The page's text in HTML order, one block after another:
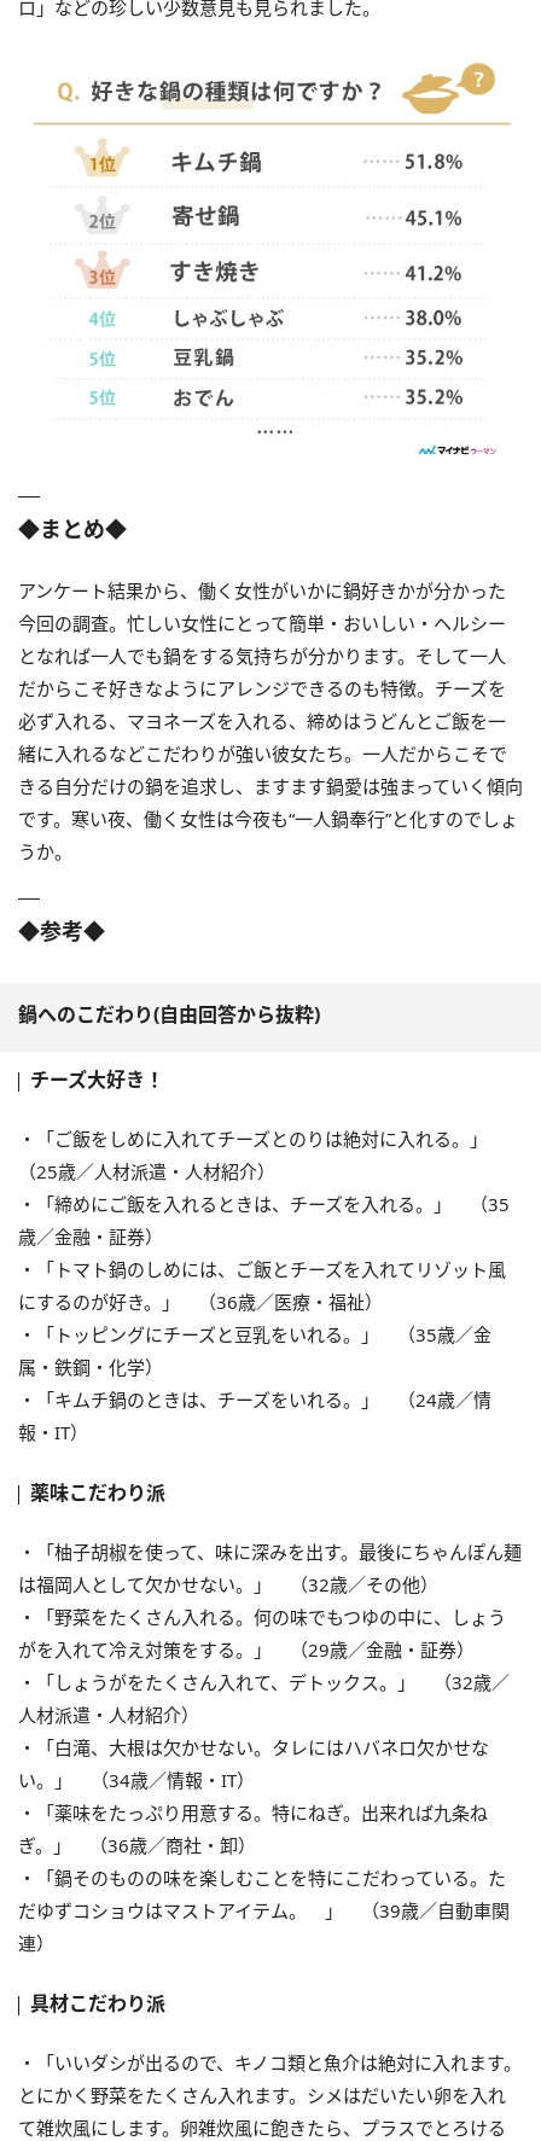
ロ」などの珍しい少数意見も見られました。
◆まとめ◆
アンケート結果から、働く女性がいかに鍋好きかが分かった
今回の調査。忙しい女性にとって簡単・おいしい・ヘルシー
となれば一人でも鍋をする気持ちが分かります。そして一人
だからこそ好きなようにアレンジできるのも特徴。チーズを
必ず入れる、マヨネーズを入れる、締めはうどんとご飯を一
緒に入れるなどこだわりが強い彼女たち。一人だからこそで
きる自分だけの鍋を追求し、ますます鍋愛は強まっていく傾向
です。寒い夜、働く女性は今夜も“一人鍋奉行”と化すのでしょ
うか。
◆参考◆
鍋へのこだわり(自由回答から抜粋)
チーズ大好き！
・「ご飯をしめに入れてチーズとのりは絶対に入れる。」
（25歳／人材派遣・人材紹介）
・「締めにご飯を入れるときは、チーズを入れる。」 （35
歳／金融・証券）
・「トマト鍋のしめには、ご飯とチーズを入れてリゾット風
にするのが好き。」 （36歳／医療・福祉）
・「トッピングにチーズと豆乳をいれる。」 （35歳／金
属・鉄鋼・化学）
・「キムチ鍋のときは、チーズをいれる。」 （24歳／情
報・IT）
薬味こだわり派
・「柚子胡椒を使って、味に深みを出す。最後にちゃんぽん麺
は福岡人として欠かせない。」 （32歳／その他）
・「野菜をたくさん入れる。何の味でもつゆの中に、しょう
がを入れて冷え対策をする。」 （29歳／金融・証券）
・「しょうがをたくさん入れて、デトックス。」 （32歳／
人材派遣・人材紹介）
・「白滝、大根は欠かせない。タレにはハバネロ欠かせな
い。」 （34歳／情報・IT）
・「薬味をたっぷり用意する。特にねぎ。出来れば九条ね
ぎ。」 （36歳／商社・卸）
・「鍋そのものの味を楽しむことを特にこだわっている。た
だゆずコショウはマストアイテム。 」 （39歳／自動車関
連）
具材こだわり派
・「いいダシが出るので、キノコ類と魚介は絶対に入れます。
とにかく野菜をたくさん入れます。シメはだいたい卵を入れ
て雑炊風にします。卵雑炊風に飽きたら、プラスでとろける